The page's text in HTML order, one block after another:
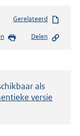
Gerelateerd
Delen
als
versie